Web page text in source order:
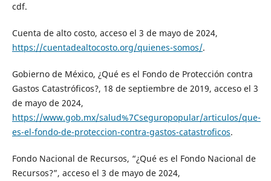
cdf.
Cuenta de alto costo, acceso el 3 de mayo de 2024,
https://cuentadealtocosto.org/quienes-somos/.
Gobierno de México, ¿Qué es el Fondo de Protección contra
Gastos Catastróficos?, 18 de septiembre de 2019, acceso el 3
de mayo de 2024,
https://www.gob.mx/salud%7Cseguropopular/articulos/que-
es-el-fondo-de-proteccion-contra-gastos-catastroficos.
Fondo Nacional de Recursos, “¿Qué es el Fondo Nacional de
Recursos?”, acceso el 3 de mayo de 2024,